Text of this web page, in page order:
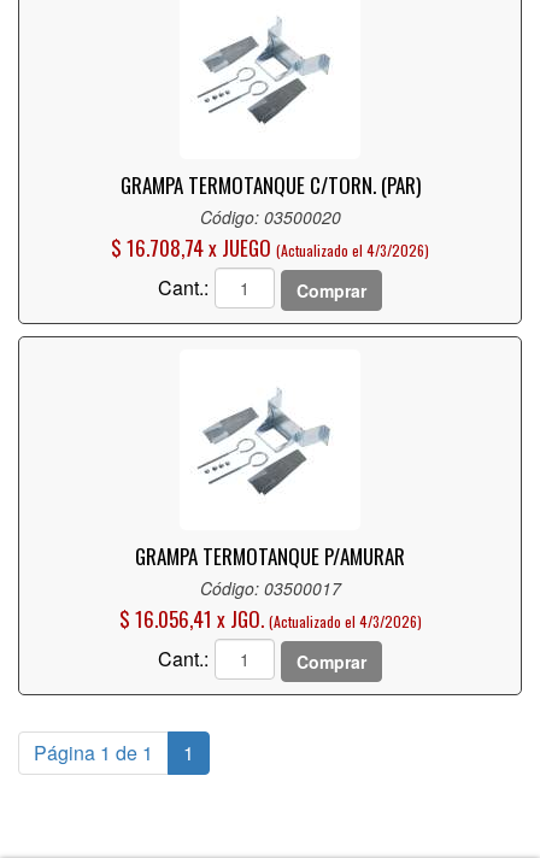
GRAMPA TERMOTANQUE C/TORN. (PAR)
Código: 03500020
$ 16.708,74 x JUEGO (Actualizado el 4/3/2026)
Cant.: Comprar
GRAMPA TERMOTANQUE P/AMURAR
Código: 03500017
$ 16.056,41 x JGO. (Actualizado el 4/3/2026)
Cant.: Comprar
Página 1 de 1 1